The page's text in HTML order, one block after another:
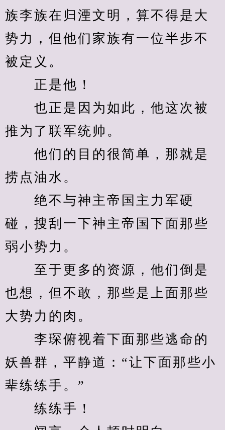
族李族在归湮文明，算不得是大
势力，但他们家族有一位半步不
被定义。
正是他！
也正是因为如此，他这次被
推为了联军统帅。
他们的目的很简单，那就是
捞点油水。
绝不与神主帝国主力军硬
碰，搜刮一下神主帝国下面那些
弱小势力。
至于更多的资源，他们倒是
也想，但不敢，那些是上面那些
大势力的肉。
李琛俯视着下面那些逃命的
妖兽群，平静道：“让下面那些小
辈练练手。”
练练手！